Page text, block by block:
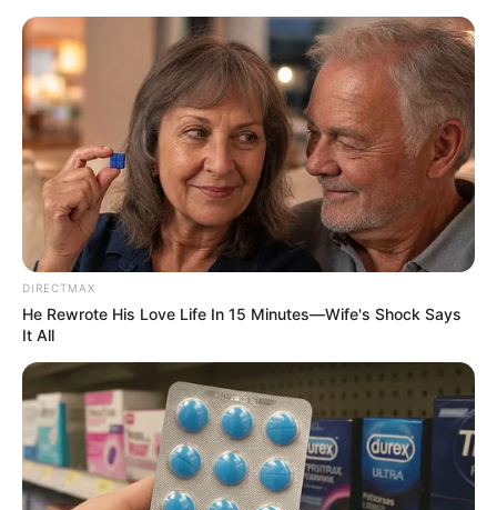
HOME
INSPIRASI
STYLE
FILM &
SERIES
NGAKAK
QUOTES
HYPE
MORE
DIRECTMAX
He Rewrote His Love Life In 15 Minutes—Wife's Shock Says
It All